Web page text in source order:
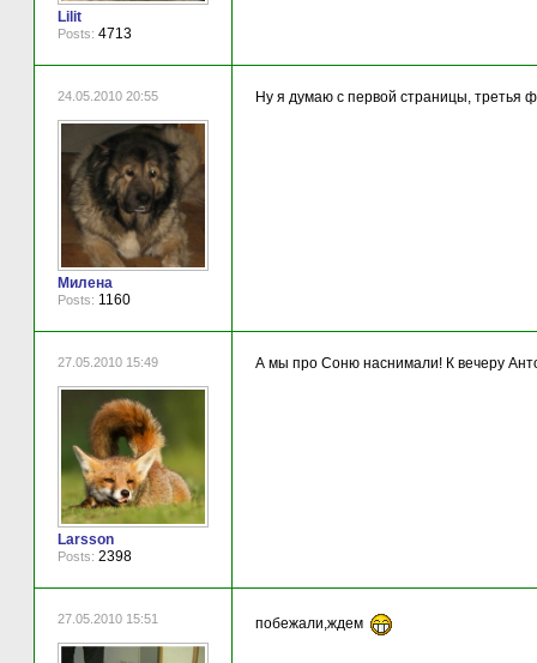
Lilit
Posts: 4713
24.05.2010 20:55
Милена
Posts: 1160
Ну я думаю с первой страницы, третья
27.05.2010 15:49
Larsson
Posts: 2398
А мы про Соню наснимали! К вечеру
27.05.2010 15:51 побежали,ждем